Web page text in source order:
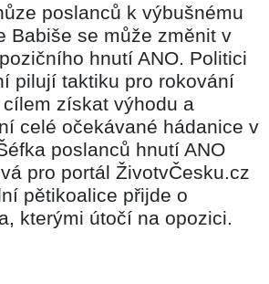
poslanců k výbušnému
Babiše se může změnit v
hnutí ANO. Politici
pilují taktiku pro rokování
získat výhodu a
celé očekávané hádanice v
poslanců hnutí ANO
pro portál ŽivotvČesku.cz
pětikoalice přijde o
kterými útočí na opozici.